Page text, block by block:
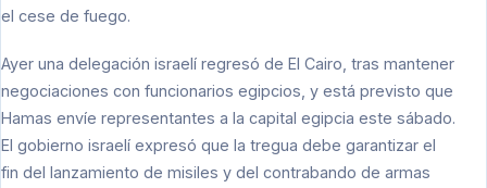
el cese de fuego.
Ayer una delegación israelí regresó de El Cairo, tras mantener
negociaciones con funcionarios egipcios, y está previsto que
Hamas envíe representantes a la capital egipcia este sábado.
El gobierno israelí expresó que la tregua debe garantizar el
fin del lanzamiento de misiles y del contrabando de armas